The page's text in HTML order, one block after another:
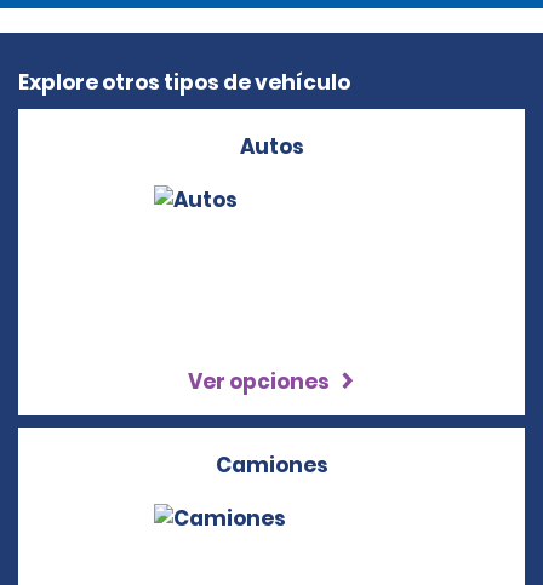
Explore otros tipos de vehículo
Autos
Ver opciones
Camiones